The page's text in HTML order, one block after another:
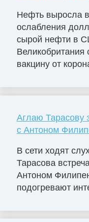
Нефть выросла
ослабления
сырой нефти в
вакцину от
Аглаю Тарасову
с Антоном
В сети ходят
Тарасова
Антоном
подогревают